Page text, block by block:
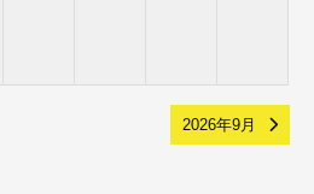
2026年9月